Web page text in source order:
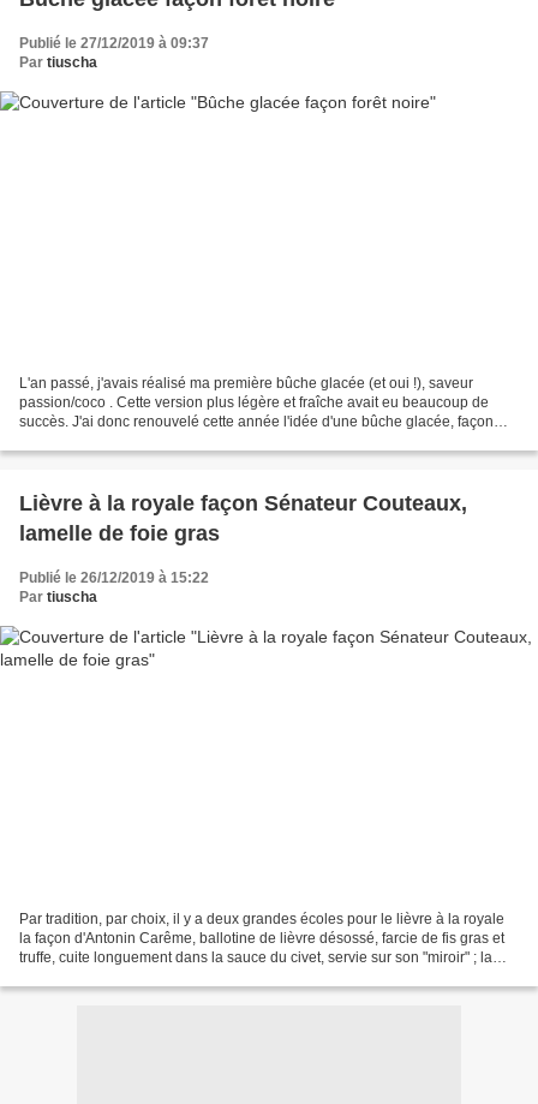
Publié le 27/12/2019 à 09:37
Par tiuscha
L'an passé, j'avais réalisé ma première bûche glacée (et oui !), saveur
passion/coco . Cette version plus légère et fraîche avait eu beaucoup de
succès. J'ai donc renouvelé cette année l'idée d'une bûche glacée, façon
Lièvre à la royale façon Sénateur Couteaux,
lamelle de foie gras
Publié le 26/12/2019 à 15:22
Par tiuscha
Par tradition, par choix, il y a deux grandes écoles pour le lièvre à la royale
la façon d'Antonin Carême, ballotine de lièvre désossé, farcie de fis gras et
truffe, cuite longuement dans la sauce du civet, servie sur son "miroir" ; la